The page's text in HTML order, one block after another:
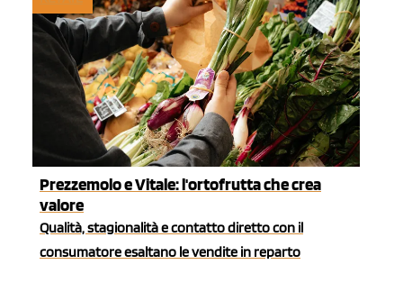
Prezzemolo e Vitale: l'ortofrutta che crea
valore
Qualità, stagionalità e contatto diretto con il
consumatore esaltano le vendite in reparto